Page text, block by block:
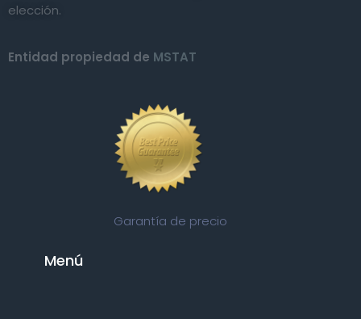
elección.
Entidad propiedad de MSTAT
Garantía de precio
Menú